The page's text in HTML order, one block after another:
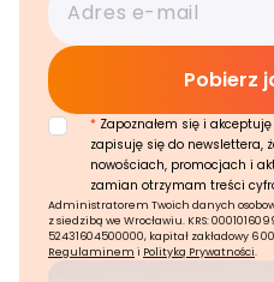
* Zapoznałem się i
zapisuję się do newslettera,
nowościach, promocjach i
zamian otrzymam treści
Administratorem Twoich danych
z siedzibą we Wrocławiu. KRS:
52431604500000, kapitał zakładowy 6
Regulaminem i Polityką Prywatności.